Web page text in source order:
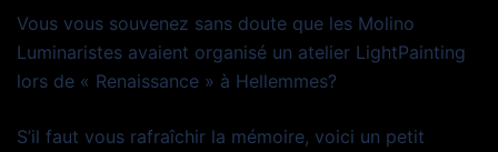
Vous vous souvenez sans doute que les Molino
Luminaristes avaient organisé un atelier LightPainting
lors de « Renaissance » à Hellemmes?
S’il faut vous rafraîchir la mémoire, voici un petit